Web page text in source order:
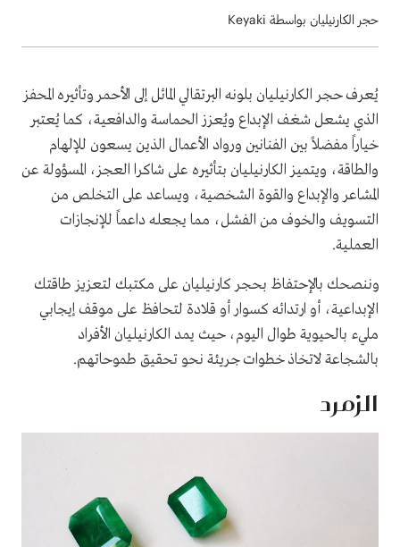
حجر الكارنيليان بواسطة Keyaki
يُعرف حجر الكارنيليان بلونه البرتقالي المائل إلى الأحمر وتأثيره المحفز
الذي يشعل شغف الإبداع ويُعزز الحماسة والدافعية، كما يُعتبر
خياراً مفضلاً بين الفنانين ورواد الأعمال الذين يسعون للإلهام
والطاقة، ويتميز الكارنيليان بتأثيره على شاكرا العجز، المسؤولة عن
المشاعر والإبداع والقوة الشخصية، ويساعد على التخلص من
التسويف والخوف من الفشل، مما يجعله داعماً للإنجازات
العملية.
وننصحك بالإحتفاظ بحجر كارنيليان على مكتبك لتعزيز طاقتك
الإبداعية، أو ارتدائه كسوار أو قلادة لتحافظ على موقف إيجابي
مليء بالحيوية طوال اليوم، حيث يمد الكارنيليان الأفراد
بالشجاعة لاتخاذ خطوات جريئة نحو تحقيق طموحاتهم.
الزمرد